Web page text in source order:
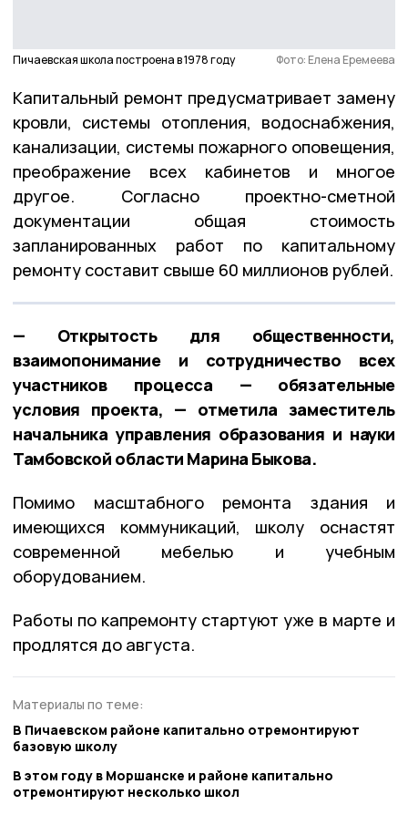
Пичаевская школа построена в 1978 году Фото: Елена Еремеева
Капитальный ремонт предусматривает замену
кровли, системы отопления, водоснабжения,
канализации, системы пожарного оповещения,
преображение всех кабинетов и многое
другое. Согласно проектно-сметной
документации общая стоимость
запланированных работ по капитальному
ремонту составит свыше 60 миллионов рублей.
— Открытость для общественности,
взаимопонимание и сотрудничество всех
участников процесса — обязательные
условия проекта, — отметила заместитель
начальника управления образования и науки
Тамбовской области Марина Быкова.
Помимо масштабного ремонта здания и
имеющихся коммуникаций, школу оснастят
современной мебелью и учебным
оборудованием.
Работы по капремонту стартуют уже в марте и
продлятся до августа.
Материалы по теме:
В Пичаевском районе капитально отремонтируют
базовую школу
В этом году в Моршанске и районе капитально
отремонтируют несколько школ